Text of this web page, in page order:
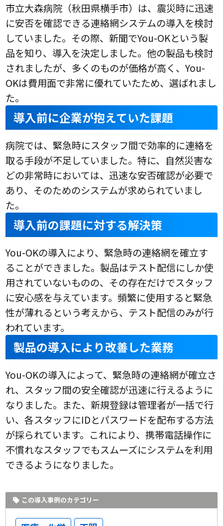
市立大森病院（秋田県横手市）は、震災時に迅速
に安否を確認できる連絡網システムの導入を検討
していました。その際、新聞でYou-OKという製
品を知り、導入を決定しました。他の製品も検討
されましたが、多くのものが価格が高く、You-
OKは費用面で非常に優れていたため、選ばれまし
た。
導入前に企業が抱えていた課題
病院では、緊急時にスタッフ間で効率的に連絡を
取る手段が不足していました。特に、自然災害な
どの非常時においては、迅速な安否確認が必要で
あり、そのためのシステムが求められていまし
た。
導入前の課題に対する解決策
You-OKの導入により、緊急時の連絡網を確立す
ることができました。製品はテスト配信にしか使
用されていないものの、その存在だけでスタッフ
に安心感を与えています。頻繁に使用すると緊急
性が薄れるという考えから、テスト配信のみが行
われています。
製品の導入により改善した業務
You-OKの導入によって、緊急時の連絡網が確立さ
れ、スタッフ間の安全確認が迅速に行えるように
なりました。また、新規登録は管理者が一括で行
い、各スタッフにIDとパスワードを配布する方法
が採られています。これにより、携帯電話操作に
不慣れなスタッフでもスムーズにシステムを利用
できるようになりました。
この導入事例のカテゴリー